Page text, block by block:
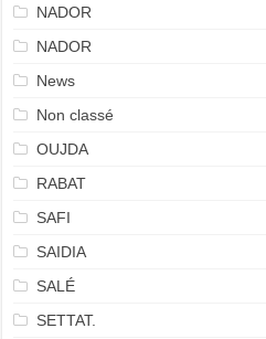
NADOR
NADOR
News
Non classé
OUJDA
RABAT
SAFI
SAIDIA
SALÉ
SETTAT.